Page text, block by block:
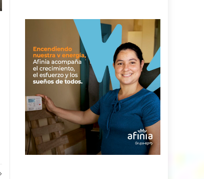
que Iván Cepeda
triunfe
El resultado de la primera
vuelta en la elección
presidencial en Colombia
aportó para que se reflejara
el estado en el que se
encuentra...
Política Read More